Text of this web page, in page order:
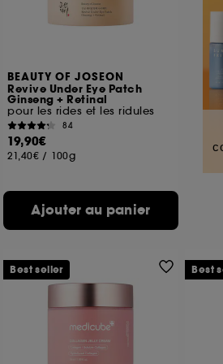
BEAUTY OF JOSEON
Revive Under Eye Patch
Ginseng + Retinal
pour les rides et les ridules
84
19,90€
21,40€ / 100g
Ajouter au panier
Best seller Best